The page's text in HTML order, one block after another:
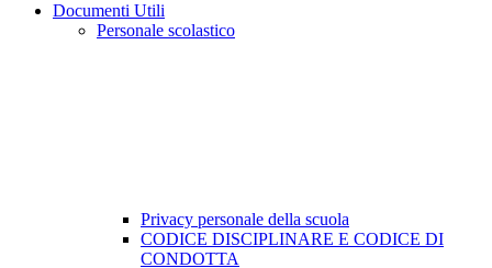
Documenti Utili
Personale scolastico
Privacy personale della scuola
CODICE DISCIPLINARE E CODICE DI
CONDOTTA